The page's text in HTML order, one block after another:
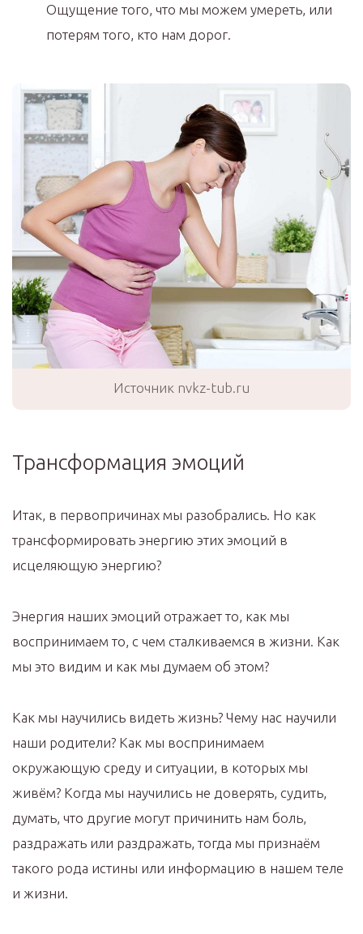
Ощущение того, что мы можем умереть, или
потерям того, кто нам дорог.
Источник nvkz-tub.ru
Трансформация эмоций
Итак, в первопричинах мы разобрались. Но как
трансформировать энергию этих эмоций в
исцеляющую энергию?
Энергия наших эмоций отражает то, как мы
воспринимаем то, с чем сталкиваемся в жизни. Как
мы это видим и как мы думаем об этом?
Как мы научились видеть жизнь? Чему нас научили
наши родители? Как мы воспринимаем
окружающую среду и ситуации, в которых мы
живём? Когда мы научились не доверять, судить,
думать, что другие могут причинить нам боль,
раздражать или раздражать, тогда мы признаём
такого рода истины или информацию в нашем теле
и жизни.